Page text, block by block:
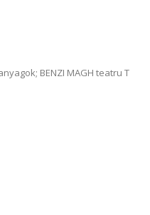
BENZI MAGH teatru T